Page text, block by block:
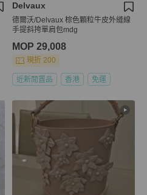
Delvaux
德爾沃/Delvaux 棕色顆粒牛皮外縫線
手提斜挎單肩包mdg
MOP 29,008
現折 200
近新閒置品 香港 免運